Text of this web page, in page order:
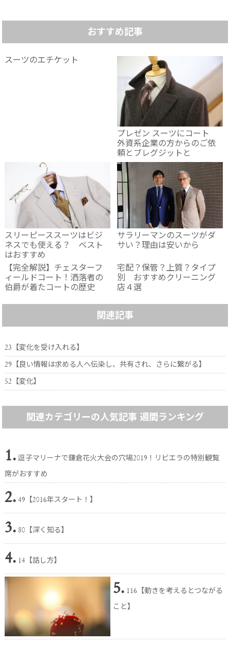
おすすめ記事
スーツのエチケット
プレゼン スーツにコート
外資系企業の方からのご依
頼とブレグジットと
スリーピーススーツはビジ
ネスでも使える？ ベスト
はおすすめ
サラリーマンのスーツがダ
サい？理由は安いから
【完全解説】チェスターフ
ィールドコート！洒落者の
伯爵が着たコートの歴史
宅配？保管？上質？タイプ
別 おすすめクリーニング
店４選
関連記事
23【変化を受け入れる】
29【良い情報は求める人へ伝染し、共有され、さらに繋がる】
52【変化】
関連カテゴリーの人気記事 週間ランキング
1. 逗子マリーナで鎌倉花火大会の穴場2019！リビエラの特別観覧
席がおすすめ
2. 49【2016年スタート！】
3. 80【深く知る】
4. 14【話し方】
5. 116【動きを考えるとつながる
こと】